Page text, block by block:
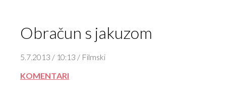
Obračun s jakuzom
5.7.2013 / 10:13 / Filmski
KOMENTARI